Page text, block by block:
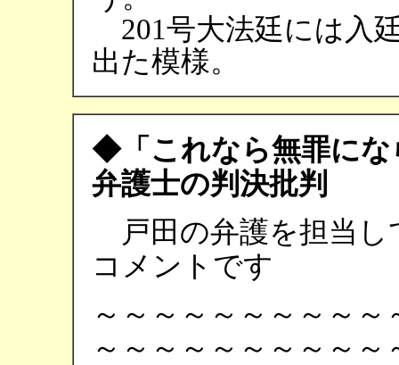
201号大法廷には入
出た模様。
◆「これなら無罪にな
弁護士の判決批判
戸田の弁護を担当し
コメントです
～～～～～～～～～
～～～～～～～～～